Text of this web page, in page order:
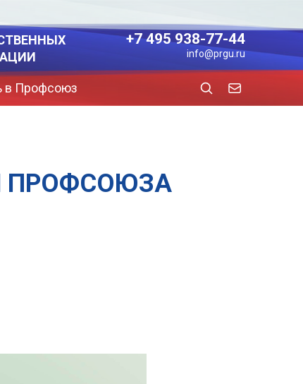
+7 495 938-77-44
info@prgu.ru
в Профсоюз
ПРОФСОЮЗА